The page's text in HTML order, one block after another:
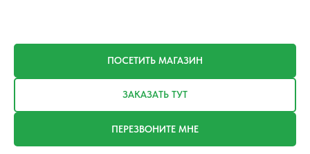
ПОСЕТИТЬ МАГАЗИН
ЗАКАЗАТЬ ТУТ
ПЕРЕЗВОНИТЕ МНЕ